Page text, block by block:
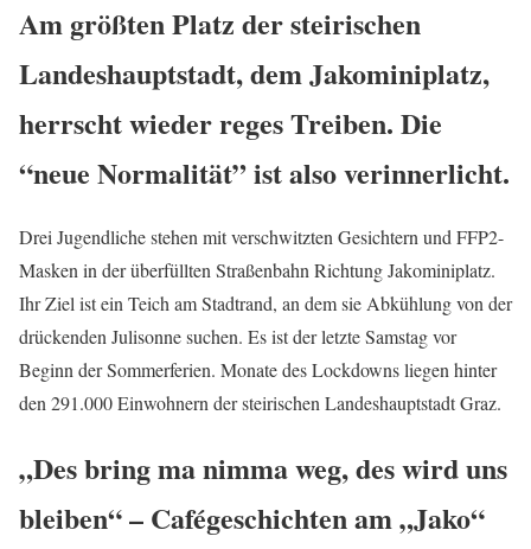
Am größten Platz der steirischen
Landeshauptstadt, dem Jakominiplatz,
herrscht wieder reges Treiben. Die
“neue Normalität” ist also verinnerlicht.
Drei Jugendliche stehen mit verschwitzten Gesichtern und FFP2-
Masken in der überfüllten Straßenbahn Richtung Jakominiplatz.
Ihr Ziel ist ein Teich am Stadtrand, an dem sie Abkühlung von der
drückenden Julisonne suchen. Es ist der letzte Samstag vor
Beginn der Sommerferien. Monate des Lockdowns liegen hinter
den 291.000 Einwohnern der steirischen Landeshauptstadt Graz.
„Des bring ma nimma weg, des wird uns
bleiben“ – Cafégeschichten am „Jako“